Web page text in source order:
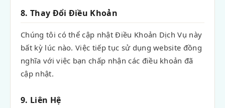
8. Thay Đổi Điều Khoản
Chúng tôi có thể cập nhật Điều Khoản Dịch Vụ này
bất kỳ lúc nào. Việc tiếp tục sử dụng website đồng
nghĩa với việc bạn chấp nhận các điều khoản đã
cập nhật.
9. Liên Hệ